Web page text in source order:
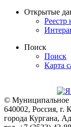
Открытые
Реестр
Поиск
Поиск
Карта
© Муниципальное
640002, Россия,
города Кургана,